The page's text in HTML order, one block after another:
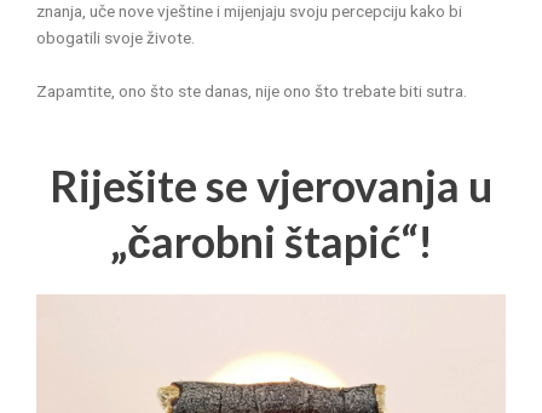
znanja, uče nove vještine i mijenjaju svoju percepciju kako bi
obogatili svoje živote.
Zapamtite, ono što ste danas, nije ono što trebate biti sutra.
Riješite se vjerovanja u
„čarobni štapić“!